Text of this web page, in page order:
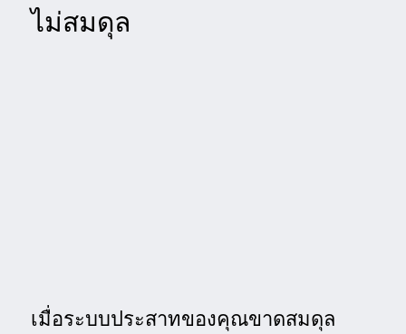
ไม่สมดุล
เมื่อระบบประสาทของคุณขาดสมดุล